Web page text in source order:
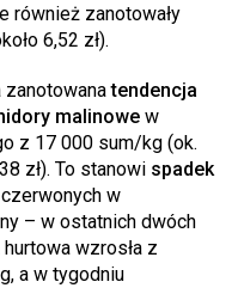
również zanotowały
6,52 zł).
zanotowanatendencja
malinowe w
z 17 000 sum/kg (ok.
zł). To stanowi spadek
w
– w ostatnich dwóch
wzrosła z
a w tygodniu